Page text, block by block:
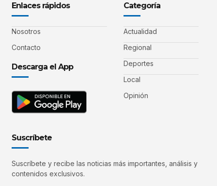
Enlaces rápidos
Nosotros
Contacto
Descarga el App
Categoría
Actualidad
Regional
Deportes
Local
Opinión
Suscríbete
Suscríbete y recibe las noticias más importantes, análisis y
contenidos exclusivos.